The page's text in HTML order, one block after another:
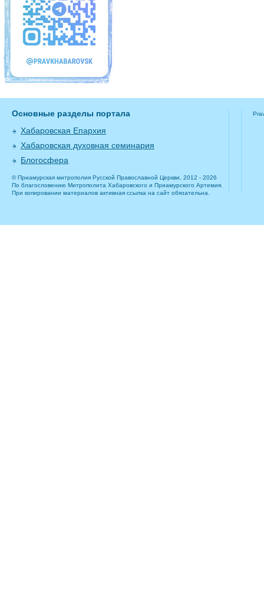
Основные разделы портала
Хабаровская Епархия
Хабаровская духовная семинария
Блогосфера
© Приамурская митрополия Русской Православной Церкви, 2012 - 2026
По благословению Митрополита Хабаровского и Приамурского Артемия.
При копировании материалов активная ссылка на сайт обязательна.